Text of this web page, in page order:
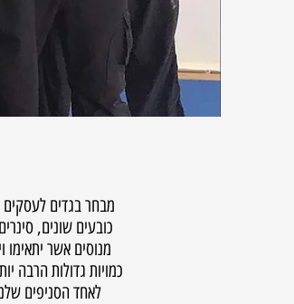
מבחר בגדים לעסקים
כובעים שונים,
מנוסים אשר
כמויות גדולות הרבה
לאחד הסניפים